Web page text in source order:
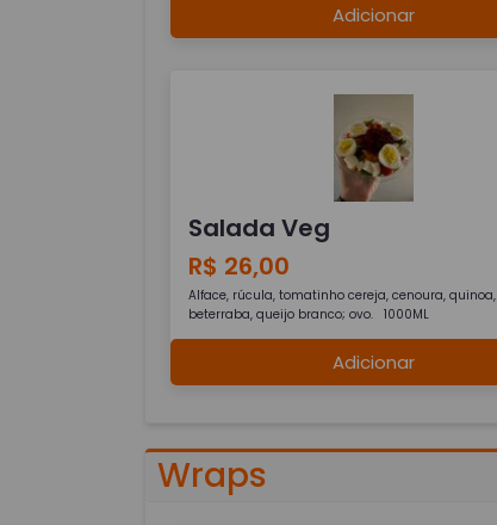
Adicionar
Salada Veg
R$ 26,00
Alface, rúcula, tomatinho cereja, cenoura, quinoa,
beterraba, queijo branco; ovo. 1000ML
Adicionar
Wraps